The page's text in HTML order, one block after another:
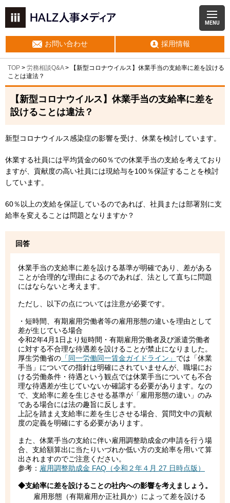
MENU
お問い合わせ 採用情報
TOP > 労務相談Q&A> 【新型コロナウイルス】休業手当の支給率に差を設ける
ことは違法？
【新型コロナウイルス】休業手当の支給率に差を
設けることは違法？
新型コロナウイルス感染症の影響を受け、休業を検討しています。
休業する社員には平均賃金の60％での休業手当の支給を考えており
ますが、貢献度の高い社員には現給与を100％保証することを検討
しています。
60％以上の支給を保証しているのであれば、社員または部署別に支
給率を変えることは問題となりますか？
回答
休業手当の支給率に差を設ける基準が明確であり、差がある
ことが合理的な理由によるのであれば、法として直ちに問題
にはならないと考えます。
ただし、以下の点については注意が必要です。
・短時間、有期雇用労働者等の雇用形態の違いを理由として
差が生じている場合
令和2年4月1日より短時間・有期雇用労働者及び派遣労働者
に対する不合理な待遇差を設けることが禁止になりました。
厚生労働省の 「同一労働同一賃金ガイドライン」 では「休業
手当」についての指針は明確にされていませんが、職場にお
ける労働条件・待遇という観点では休業手当についても不合
理な待遇差が生じていないか確認する必要があります。なの
で、支給率に差を生じさせる基準が「雇用形態の違い」のみ
である場合には法の趣旨に反します。
上記を踏まえ支給率に差を生じさせる場合、質問文中の貢献
度の定義を明確にする必要があります。
また、休業手当の支給に伴い雇用調整助成金の申請を行う場
合、支給額算出に当たりいづれか低い方の支給率を用いて算
出されますのでご注意ください。
参考： 雇用調整助成金 FAQ（令和２年４月 27 日時点版）
◆支給率に差を設けることの社内への影響を考えましょう。
雇用形態（有期雇用か正社員か）によって差を設ける